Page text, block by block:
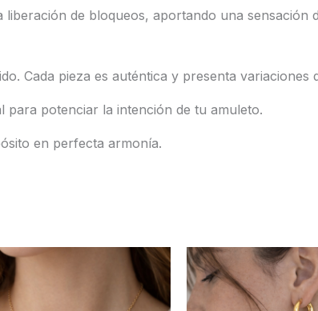
liberación de bloqueos, aportando una sensación
Cada pieza es auténtica y presenta variaciones
para potenciar la intención de tu amuleto.
en perfecta armonía.